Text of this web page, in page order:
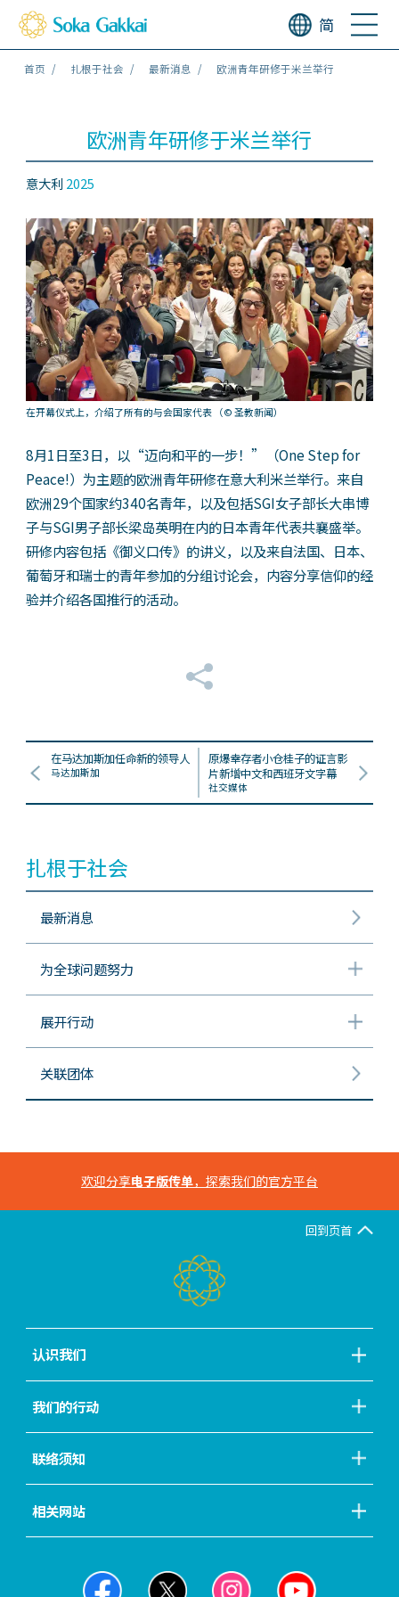
简
首页 扎根于社会 最新消息 欧洲青年研修于米兰举行
欧洲青年研修于米兰举行
意大利 2025
在开幕仪式上，介绍了所有的与会国家代表 （© 圣教新闻）
8月1日至3日，以“迈向和平的一步！”（One Step for
Peace!）为主题的欧洲青年研修在意大利米兰举行。来自
欧洲29个国家约340名青年，以及包括SGI女子部长大串博
子与SGI男子部长梁岛英明在内的日本青年代表共襄盛举。
研修内容包括《御义口传》的讲义，以及来自法国、日本、
葡萄牙和瑞士的青年参加的分组讨论会，内容分享信仰的经
验并介绍各国推行的活动。
在马达加斯加任命新的领导人
马达加斯加
原爆幸存者小仓桂子的证言影
片新增中文和西班牙文字幕
社交媒体
扎根于社会
最新消息
为全球问题努力
展开行动
关联团体
欢迎分享电子版传单，探索我们的官方平台
回到页首
认识我们
我们的行动
联络须知
相关网站